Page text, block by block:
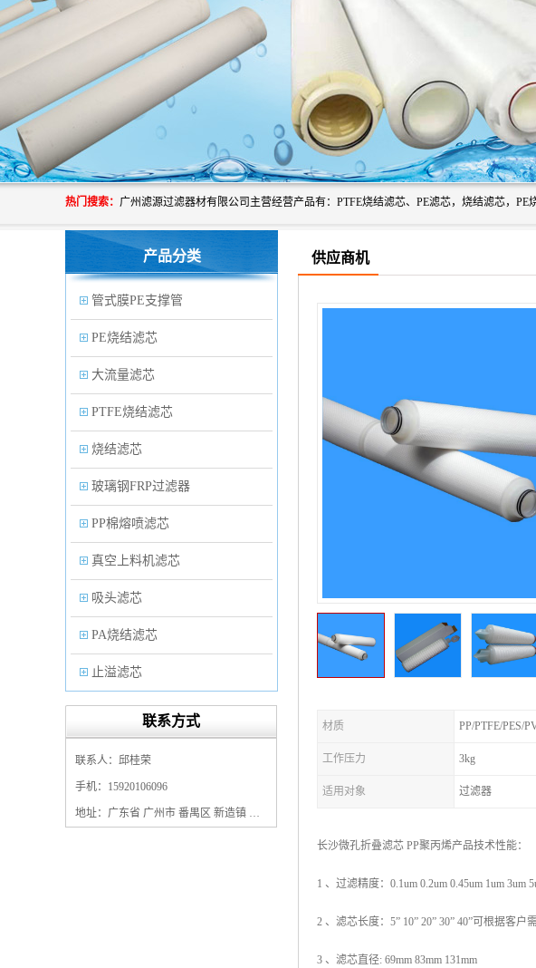
热门搜索：
产品分类
管式膜PE支撑管
PE烧结滤芯
大流量滤芯
PTFE烧结滤芯
烧结滤芯
玻璃钢FRP过滤器
PP棉熔喷滤芯
真空上料机滤芯
吸头滤芯
PA烧结滤芯
止溢滤芯
PP塑料过滤器
保安过滤器滤芯
联系方式
联系人：邱桂荣
手机：15920106096
地址：广东省 广州市 番禺区 新造镇 新造镇石角咀街4号三楼之一
供应商机
材质 PP/PTFE/PES/
工作压力 3kg
适用对象 过滤器
长沙微孔折叠滤芯 PP聚丙烯产品技术性能：
1 、过滤精度：0.1um 0.2um 0.45um 1um 3um
2 、滤芯长度：5” 10” 20” 30” 40”可根据客户
3 、滤芯直径: 69mm 83mm 131mm